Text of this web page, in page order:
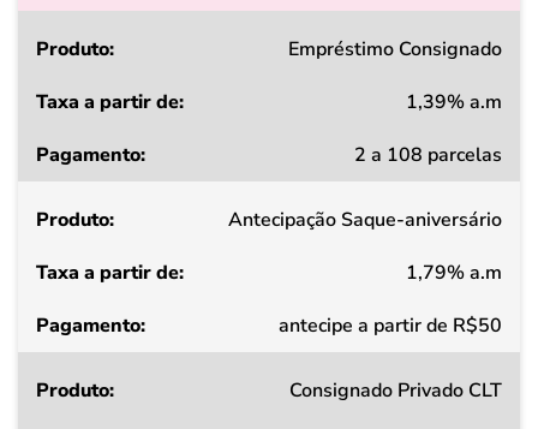
Produto
a
de
Pagamento
Empréstimo Consignado
1,39% a.m
2 a 108 parcelas
Antecipação Saque-aniversário
1,79% a.m
antecipe a partir de R$50
Consignado Privado CLT